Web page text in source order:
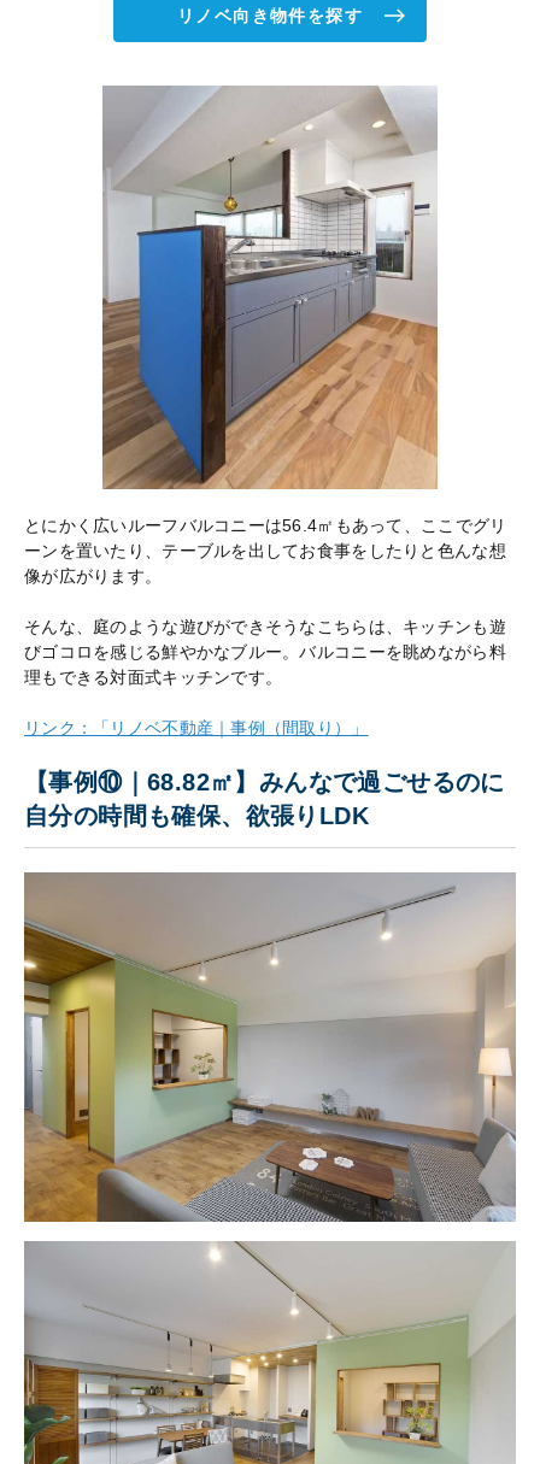
リノベ向き物件を探す
とにかく広いルーフバルコニーは56.4㎡もあって、ここでグリ
ーンを置いたり、テーブルを出してお食事をしたりと色んな想
像が広がります。
そんな、庭のような遊びができそうなこちらは、キッチンも遊
びゴコロを感じる鮮やかなブルー。バルコニーを眺めながら料
理もできる対面式キッチンです。
リンク：「リノベ不動産｜事例（間取り）」
【事例⑩｜68.82㎡】みんなで過ごせるのに
自分の時間も確保、欲張りLDK